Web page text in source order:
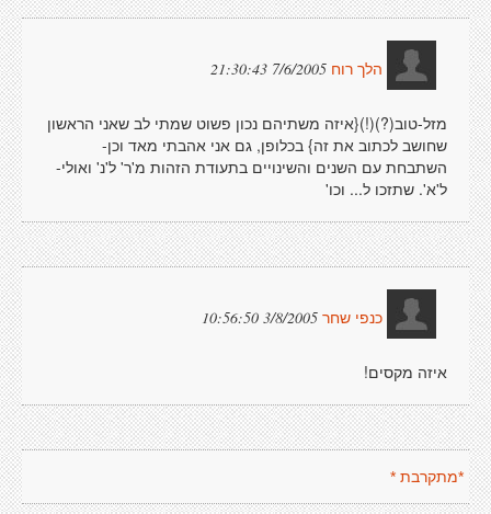
הלך רוח 7/6/2005 21:30:43
מזל-טוב(?)(!){איזה משתיהם נכון פשוט שמתי לב שאני הראשון
שחושב לכתוב את זה} בכלופן, גם אני אהבתי מאד וכן-
השתבחת עם השנים והשינויים בתעודת הזהות מ'ר' ל'נ' ואולי-
ל'א'. שתזכו ל... וכו'
כנפי שחר 3/8/2005 10:56:50
איזה מקסים!
*מתקרבת *